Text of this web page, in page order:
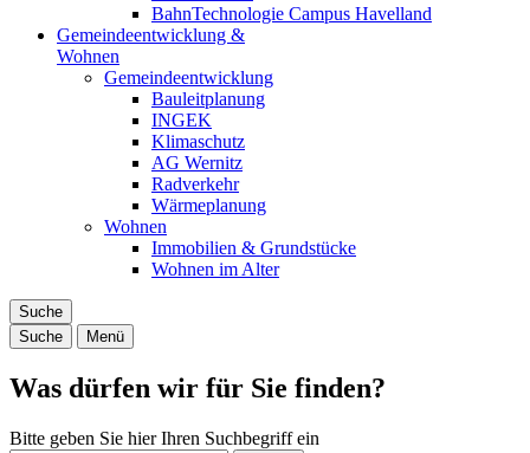
BahnTechnologie Campus Havelland
Gemeindeentwicklung &
Wohnen
Gemeindeentwicklung
Bauleitplanung
INGEK
Klimaschutz
AG Wernitz
Radverkehr
Wärmeplanung
Wohnen
Immobilien & Grundstücke
Wohnen im Alter
Suche
Suche
Menü
Was dürfen wir für Sie finden?
Bitte geben Sie hier Ihren Suchbegriff ein